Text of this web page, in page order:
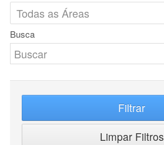
Busca
Filtrar
Limpar Filtros